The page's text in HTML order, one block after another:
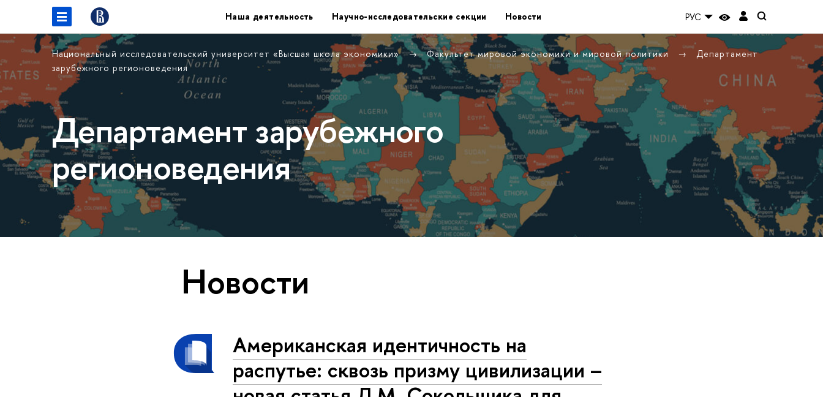
Наша деятельность Научно-исследовательские секции Новости РУС
Национальный исследовательский университет «Высшая школа экономики» Факультет мировой экономики и мировой политики
Департамент
зарубежного регионоведения
Департамент зарубежного
регионоведения
Новости
Американская идентичность на
распутье: сквозь призму цивилизации –